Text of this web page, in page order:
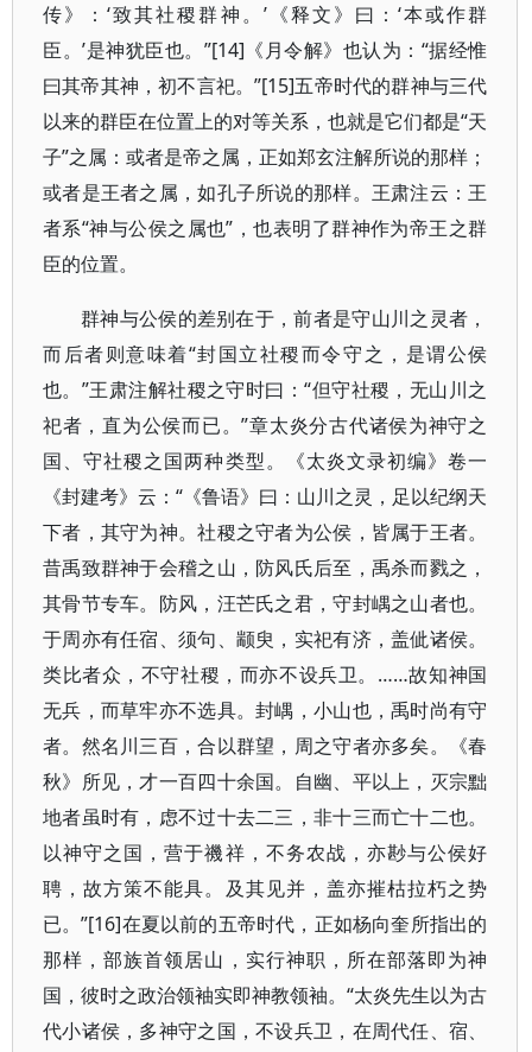
传》：‘致其社稷群神。’《释文》曰：‘本或作群
臣。’是神犹臣也。”[14]《月令解》也认为：“据经惟
曰其帝其神，初不言祀。”[15]五帝时代的群神与三代
以来的群臣在位置上的对等关系，也就是它们都是“天
子”之属：或者是帝之属，正如郑玄注解所说的那样；
或者是王者之属，如孔子所说的那样。王肃注云：王
者系“神与公侯之属也”，也表明了群神作为帝王之群
臣的位置。
群神与公侯的差别在于，前者是守山川之灵者，
而后者则意味着“封国立社稷而令守之，是谓公侯
也。”王肃注解社稷之守时曰：“但守社稷，无山川之
祀者，直为公侯而已。”章太炎分古代诸侯为神守之
国、守社稷之国两种类型。《太炎文录初编》卷一
《封建考》云：“《鲁语》曰：山川之灵，足以纪纲天
下者，其守为神。社稷之守者为公侯，皆属于王者。
昔禹致群神于会稽之山，防风氏后至，禹杀而戮之，
其骨节专车。防风，汪芒氏之君，守封嵎之山者也。
于周亦有任宿、须句、颛臾，实祀有济，盖佌诸侯。
类比者众，不守社稷，而亦不设兵卫。……故知神国
无兵，而草牢亦不选具。封嵎，小山也，禹时尚有守
者。然名川三百，合以群望，周之守者亦多矣。《春
秋》所见，才一百四十余国。自幽、平以上，灭宗黜
地者虽时有，虑不过十去二三，非十三而亡十二也。
以神守之国，营于禨祥，不务农战，亦尠与公侯好
聘，故方策不能具。及其见并，盖亦摧枯拉朽之势
已。”[16]在夏以前的五帝时代，正如杨向奎所指出的
那样，部族首领居山，实行神职，所在部落即为神
国，彼时之政治领袖实即神教领袖。“太炎先生以为古
代小诸侯，多神守之国，不设兵卫，在周代任、宿、